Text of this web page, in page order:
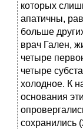
которых
апатичны,
больше
врач Гален,
четыре
четыре
холодное. К
основания
сохранились